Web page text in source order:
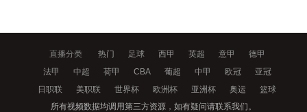
直播分类 热门 足球 西甲 英超 意甲
德甲
法甲
中超 荷甲 CBA 葡超 中甲 欧冠
亚冠
日职联
美职联 世界杯 欧洲杯 亚洲杯 奥运
篮球
所有视频数据均调用第三方资源，如有疑问请联系我们。